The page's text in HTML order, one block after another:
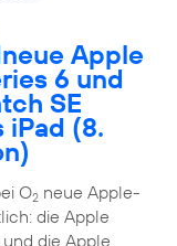
Apple
6 und
SE
iPad (8.
O2neue Apple-
die Apple
die Apple